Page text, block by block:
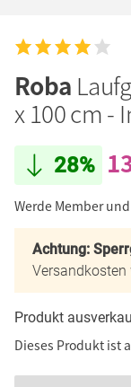
Roba
x 100 cm -
28%
Werde Member
Achtung:
Versandkosten
Produkt
Dieses Produkt ist